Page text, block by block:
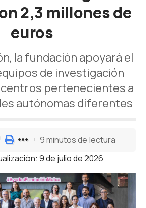
2,3 millones de
euros
la fundación apoyará el
de investigación
centros pertenecientes a
autónomas diferentes
9 de julio de 2026
9 minutos de lectura